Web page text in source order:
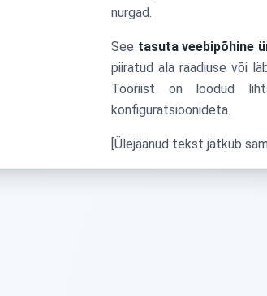
nurgad.
See tasuta veebipõhine
piiratud ala raadiuse või
Tööriist on loodud
konfiguratsioonideta.
[Ülejäänud tekst jätkub